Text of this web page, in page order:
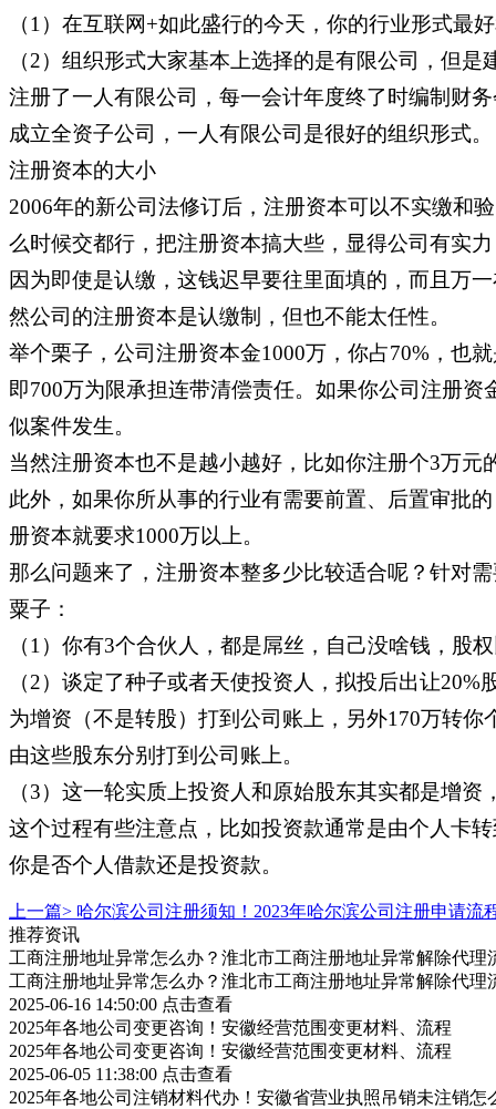
（1）在互联网+如此盛行的今天，你的行业形式
（2）组织形式大家基本上选择的是有限公司，但
注册了一人有限公司，每一会计年度终了时编制财
成立全资子公司，一人有限公司是很好的组织形式。
注册资本的大小
2006年的新公司法修订后，注册资本可以不实缴和
么时候交都行，把注册资本搞大些，显得公司有实
因为即使是认缴，这钱迟早要往里面填的，而且万
然公司的注册资本是认缴制，但也不能太任性。
举个栗子，公司注册资本金1000万，你占70%，也
即700万为限承担连带清偿责任。如果你公司注册
似案件发生。
当然注册资本也不是越小越好，比如你注册个3万
此外，如果你所从事的行业有需要前置、后置审批
册资本就要求1000万以上。
那么问题来了，注册资本整多少比较适合呢？针对
粟子：
（1）你有3个合伙人，都是屌丝，自己没啥钱，股
（2）谈定了种子或者天使投资人，拟投后出让
为增资（不是转股）打到公司账上，另外170万转
由这些股东分别打到公司账上。
（3）这一轮实质上投资人和原始股东其实都是增
这个过程有些注意点，比如投资款通常是由个人卡
你是否个人借款还是投资款。
上一篇> 哈尔滨公司注册须知！2023年哈尔滨公司注册申请流
推荐资讯
工商注册地址异常怎么办？淮北市工商注册地址异常解除代理
工商注册地址异常怎么办？淮北市工商注册地址异常解除代理
2025-06-16 14:50:00 点击查看
2025年各地公司变更咨询！安徽经营范围变更材料、流程
2025年各地公司变更咨询！安徽经营范围变更材料、流程
2025-06-05 11:38:00 点击查看
2025年各地公司注销材料代办！安徽省营业执照吊销未注销怎